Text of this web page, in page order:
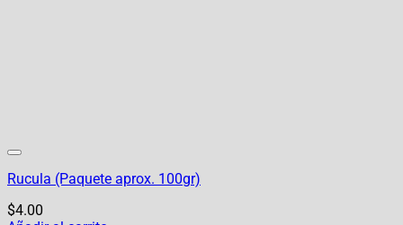
Rucula (Paquete aprox. 100gr)
$4.00